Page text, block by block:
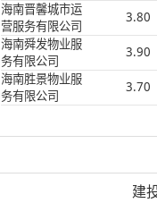
海南晋馨城市运
营服务有限公司
3.80
海南舜发物业服
务有限公司
3.90
海南胜景物业服
务有限公司
3.70
建